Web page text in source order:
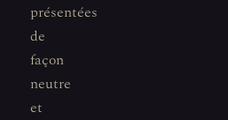
présentées
de
façon
neutre
et